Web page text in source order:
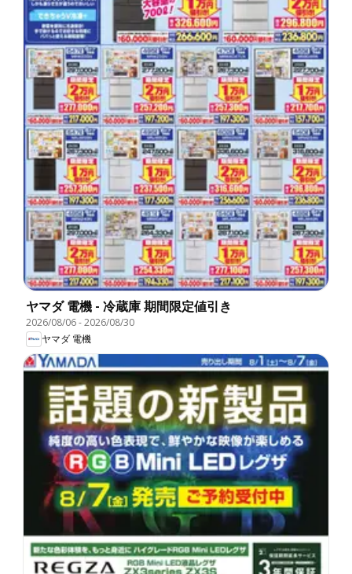
ヤマダ 電機 - 冷蔵庫 期間限定値引き
2026/08/06-2026/08/30
ヤマダ 電機